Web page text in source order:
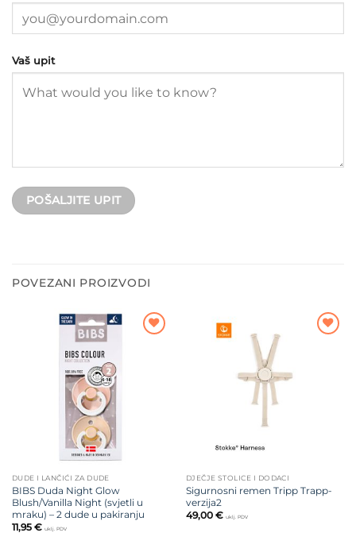
Vaš upit
POVEZANI PROIZVODI
DUDE I LANČIĆI ZA DUDE
BIBS Duda Night Glow
Blush/Vanilla Night (svjetli u
mraku) – 2 dude u pakiranju
11,95 € uklj. PDV
DJEČJE STOLICE I DODACI
Sigurnosni remen Tripp Trapp-
verzija2
49,00 € uklj. PDV